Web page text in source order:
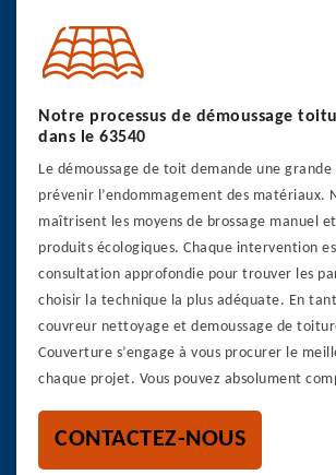
Notre processus de démoussage
dans le 63540
Le démoussage de toit demande une
prévenir l’endommagement des matériaux.
maîtrisent les moyens de brossage manuel
produits écologiques. Chaque intervention
consultation approfondie pour trouver les
choisir la technique la plus adéquate. En
couvreur nettoyage et demoussage de
Couverture s’engage à vous procurer le
chaque projet. Vous pouvez absolument
CONTACTEZ-NOUS